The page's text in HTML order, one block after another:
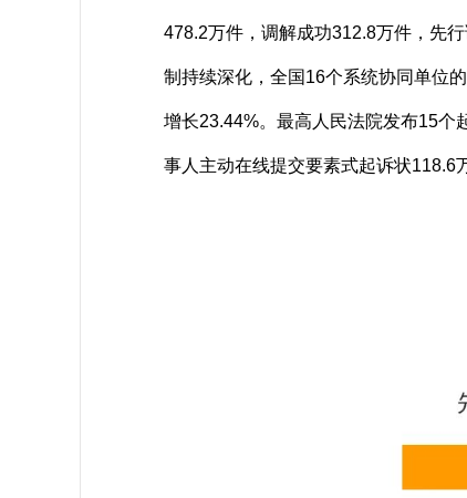
478.2万件，调解成功312.8万件，先
制持续深化，全国16个系统协同单位
增长23.44%。最高人民法院发布15个
事人主动在线提交要素式起诉状118.6